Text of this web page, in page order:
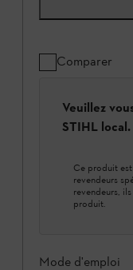
Comparer
Veuillez
STIHL local.
Ce produit
revendeurs
revendeurs,
produit.
Mode d'emploi